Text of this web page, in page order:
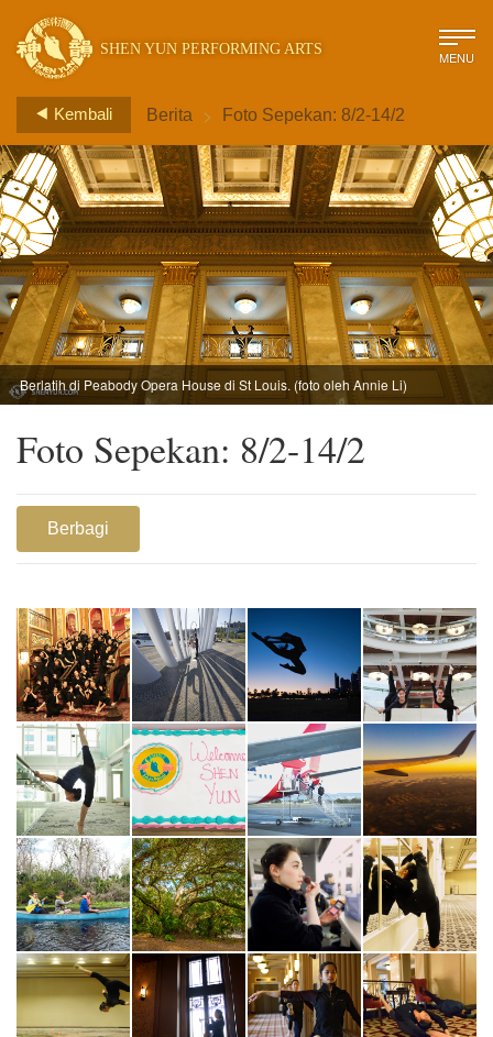
SHEN YUN PERFORMING ARTS MENU
Kembali Berita > Foto Sepekan: 8/2-14/2
Berlatih di Peabody Opera House di St Louis. (foto oleh Annie Li)
Foto Sepekan: 8/2-14/2
Berbagi
1